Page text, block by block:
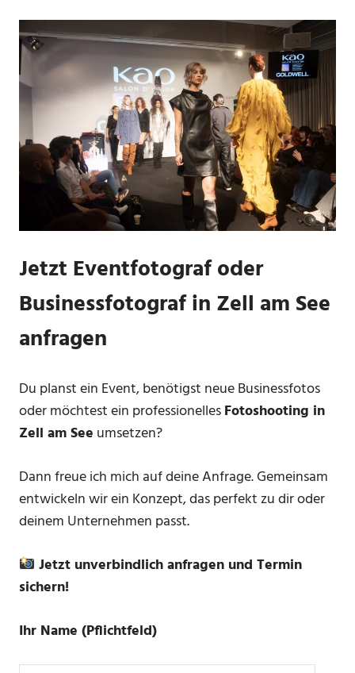
Jetzt Eventfotograf oder
Businessfotograf in Zell am See
anfragen
Du planst ein Event, benötigst neue Businessfotos
oder möchtest ein professionellesFotoshooting in
Zell am See umsetzen?
Dann freue ich mich auf deine Anfrage. Gemeinsam
entwickeln wir ein Konzept, das perfekt zu dir oder
deinem Unternehmen passt.
Jetzt unverbindlich anfragen und Termin
sichern!
Ihr Name (Pflichtfeld)